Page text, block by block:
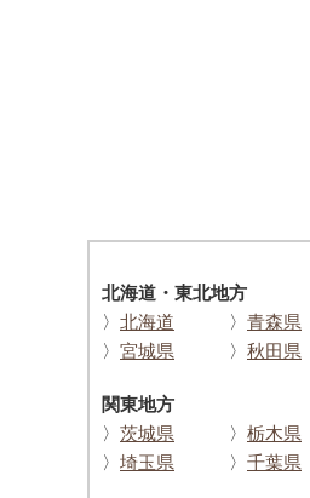
北海道・東北地方
〉 北海道 〉 青森県
〉 宮城県 〉 秋田県
関東地方
〉 茨城県 〉 栃木県
〉 埼玉県 〉 千葉県